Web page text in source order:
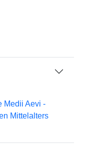
Medii Aevi -
Mittelalters